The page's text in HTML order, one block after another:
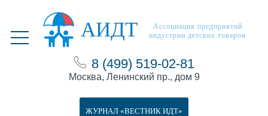
АИДТ
Ассоциация предприятий
индустрии детских товаров
8 (499) 519-02-81
Москва, Ленинский пр., дом 9
ЖУРНАЛ «ВЕСТНИК ИДТ»